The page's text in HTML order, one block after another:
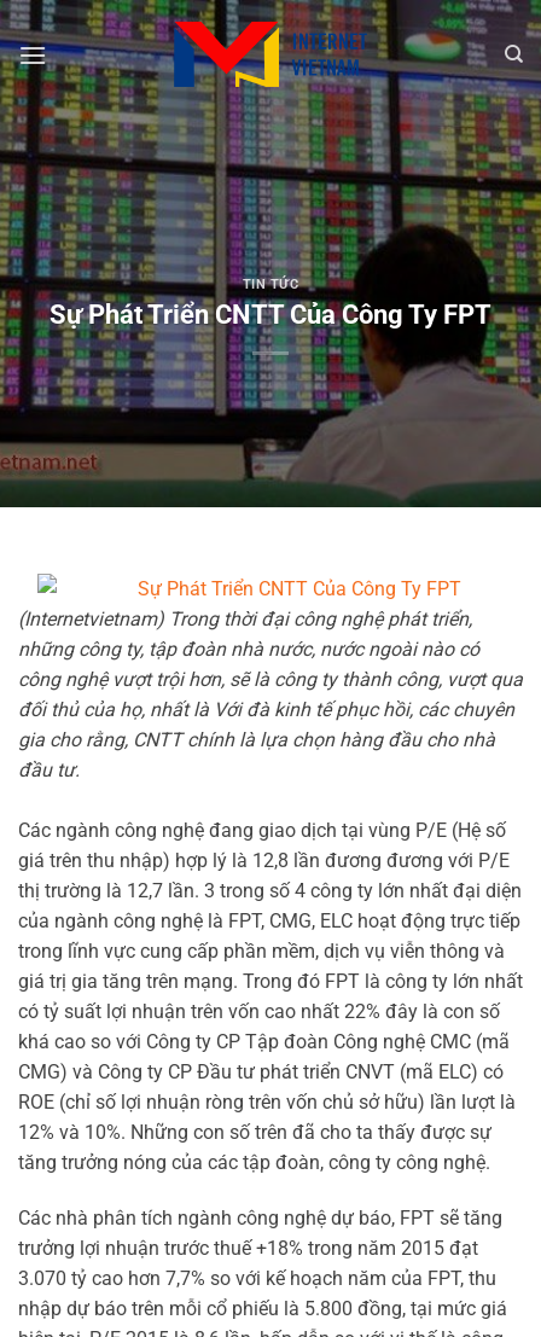
Chuyển
đến
nội
dung
TIN TỨC
Sự Phát Triển CNTT Của Công Ty FPT
(Internetvietnam) Trong thời đại công nghệ phát triển,
những công ty, tập đoàn nhà nước, nước ngoài nào có
công nghệ vượt trội hơn, sẽ là công ty thành công, vượt qua
đối thủ của họ, nhất là Với đà kinh tế phục hồi, các chuyên
gia cho rằng, CNTT chính là lựa chọn hàng đầu cho nhà
đầu tư.
Các ngành công nghệ đang giao dịch tại vùng P/E (Hệ số
giá trên thu nhập) hợp lý là 12,8 lần đương đương với P/E
thị trường là 12,7 lần. 3 trong số 4 công ty lớn nhất đại diện
của ngành công nghệ là FPT, CMG, ELC hoạt động trực tiếp
trong lĩnh vực cung cấp phần mềm, dịch vụ viễn thông và
giá trị gia tăng trên mạng. Trong đó FPT là công ty lớn nhất
có tỷ suất lợi nhuận trên vốn cao nhất 22% đây là con số
khá cao so với Công ty CP Tập đoàn Công nghệ CMC (mã
CMG) và Công ty CP Đầu tư phát triển CNVT (mã ELC) có
ROE (chỉ số lợi nhuận ròng trên vốn chủ sở hữu) lần lượt là
12% và 10%. Những con số trên đã cho ta thấy được sự
tăng trưởng nóng của các tập đoàn, công ty công nghệ.
Các nhà phân tích ngành công nghệ dự báo, FPT sẽ tăng
trưởng lợi nhuận trước thuế +18% trong năm 2015 đạt
3.070 tỷ cao hơn 7,7% so với kế hoạch năm của FPT, thu
nhập dự báo trên mỗi cổ phiếu là 5.800 đồng, tại mức giá